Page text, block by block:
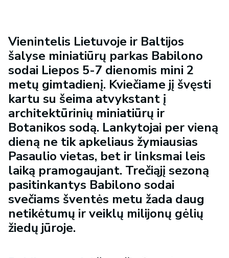
Vienintelis Lietuvoje ir Baltijos
šalyse miniatiūrų parkas Babilono
sodai Liepos 5-7 dienomis mini 2
metų gimtadienį. Kviečiame jį švęsti
kartu su šeima atvykstant į
architektūrinių miniatiūrų ir
Botanikos sodą. Lankytojai per vieną
dieną ne tik apkeliaus žymiausias
Pasaulio vietas, bet ir linksmai leis
laiką pramogaujant. Trečiąjį sezoną
pasitinkantys Babilono sodai
svečiams šventės metu žada daug
netikėtumų ir veiklų milijonų gėlių
žiedų jūroje.